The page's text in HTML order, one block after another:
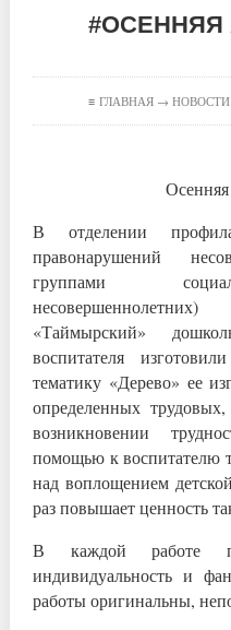
#ОСЕННЯЯ
≡ГЛАВНАЯ →НОВОСТИ
В отделении
правонарушений
группами
«Таймырский»
воспитателя
тематику «Дерево» ее
определенных
возникновении
помощью к воспитателю
над воплощением
раз повышает ценность
В каждой работе
индивидуальность и
работы оригинальны,